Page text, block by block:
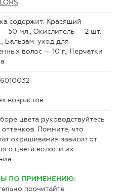
содержит: Красящий
— 50 мл.; Окислитель — 2 шт.
Бальзам-уход для
волос — 10 г.; Перчатки
возрастов
цвета руководствуйтесь
оттенков. Помните, что
окрашивания зависит от
цвета волос и их
ПО ПРИМЕНЕНИЮ:
прочитайте